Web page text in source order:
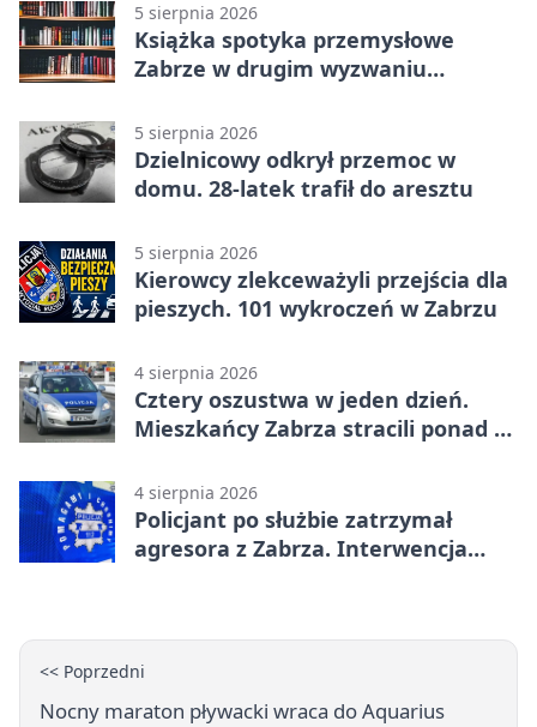
5 sierpnia 2026
Książka spotyka przemysłowe
Zabrze w drugim wyzwaniu
5 sierpnia 2026
Dzielnicowy odkrył przemoc w
domu. 28-latek trafił do aresztu
5 sierpnia 2026
Kierowcy zlekceważyli przejścia dla
pieszych. 101 wykroczeń w Zabrzu
4 sierpnia 2026
Cztery oszustwa w jeden dzień.
Mieszkańcy Zabrza stracili ponad 6
4 sierpnia 2026
Policjant po służbie zatrzymał
agresora z Zabrza. Interwencja
<< Poprzedni
Nocny maraton pływacki wraca do Aquarius